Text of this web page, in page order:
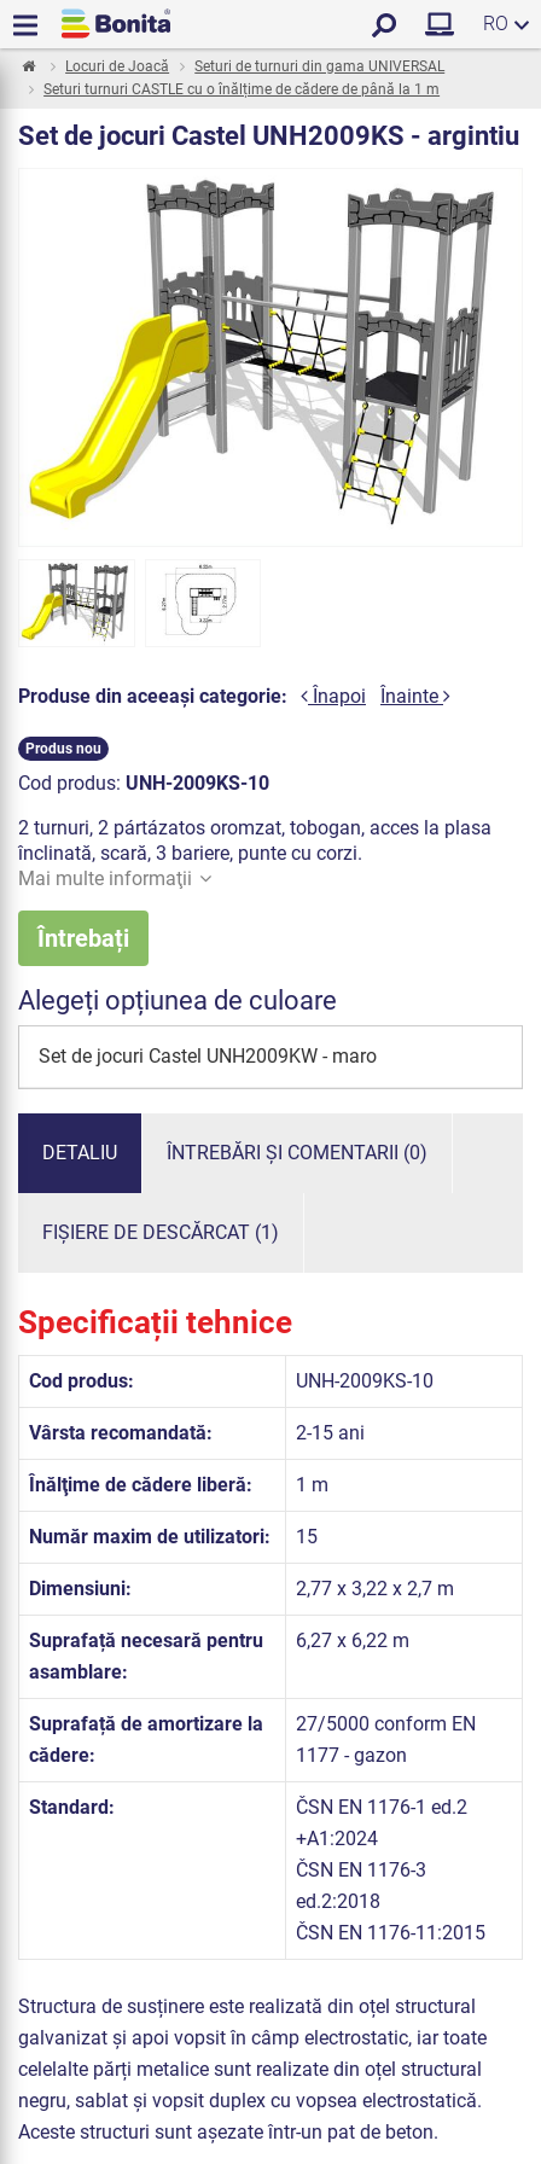
RO
Locuri de Joacă
Seturi de turnuri din gama UNIVERSAL
Seturi turnuri CASTLE cu o înălțime de cădere de până la 1 m
Set de jocuri Castel UNH2009KS - argintiu
Produse din aceeași categorie: Înapoi Înainte
Produs nou
Cod produs: UNH-2009KS-10
2 turnuri, 2 pártázatos oromzat, tobogan, acces la plasa
înclinată, scară, 3 bariere, punte cu corzi.
Mai multe informaţii
Întrebați
Alegeți opțiunea de culoare
Set de jocuri Castel UNH2009KW - maro
DETALIU ÎNTREBĂRI ȘI COMENTARII (0)
FIȘIERE DE DESCĂRCAT (1)
Specificații tehnice
Cod produs: UNH-2009KS-10
Vârsta recomandată: 2-15 ani
Înălţime de cădere liberă: 1 m
Număr maxim de utilizatori: 15
Dimensiuni: 2,77 x 3,22 x 2,7 m
Suprafață necesară pentru
asamblare:
6,27 x 6,22 m
Suprafață de amortizare la
cădere:
27/5000 conform EN
1177 - gazon
Standard:
ČSN EN 1176-1 ed.2
+A1:2024
ČSN EN 1176-3
ed.2:2018
ČSN EN 1176-11:2015
Structura de susținere este realizată din oțel structural
galvanizat și apoi vopsit în câmp electrostatic, iar toate
celelalte părți metalice sunt realizate din oțel structural
negru, sablat și vopsit duplex cu vopsea electrostatică.
Aceste structuri sunt așezate într-un pat de beton.